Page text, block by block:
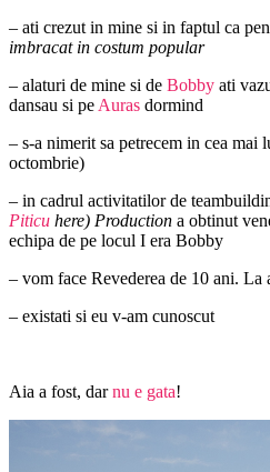
– ati crezut in mine si in faptul ca
imbracat in costum popular
– alaturi de mine si de Bobby ati
dansau si pe Auras dormind
– s-a nimerit sa petrecem in cea mai
octombrie)
– in cadrul activitatilor de
Piticu here) Production a obtinut
echipa de pe locul I era Bobby
– vom face Revederea de 10 ani. La
– existati si eu v-am cunoscut
Aia a fost, darnu e gata!